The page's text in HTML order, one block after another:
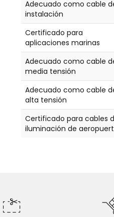
Adecuado como cable
instalación
Certificado para
aplicaciones marinas
Adecuado como cable
media tensión
Adecuado como cable
alta tensión
Certificado para cables
iluminación de